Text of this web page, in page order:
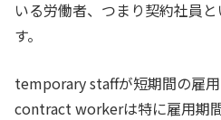
いる労働者、つまり契約社員
す。
temporary staffが短期間の雇用
contract workerは特に雇用期